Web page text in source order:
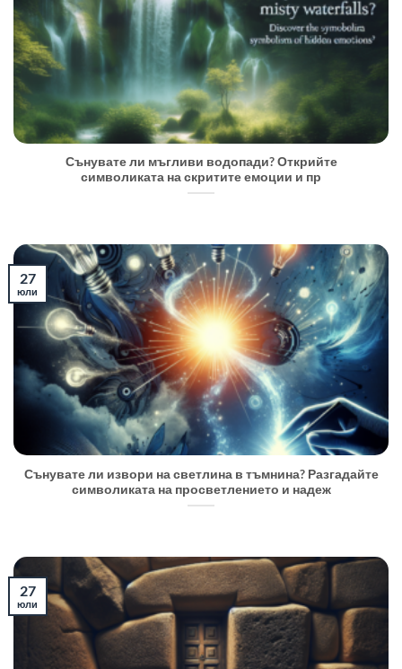
Сънувате ли мъгливи водопади? Открийте
символиката на скритите емоции и пр
Сънувате ли извори на светлина в тъмнина? Разгадайте
символиката на просветлението и надеж
27
юли
27
юли